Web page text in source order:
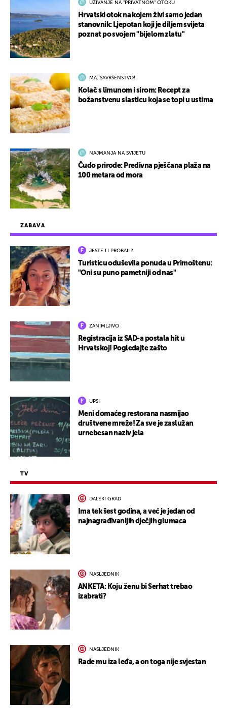
ZABAVA
JESTE LI PROBALI?
Turisticu oduševila ponuda u Primoštenu:
"Oni su puno pametniji od nas"
ZANIMLJIVO
Registracija iz SAD-a postala hit u
Hrvatskoj! Pogledajte zašto
UPS!
Meni domaćeg restorana nasmijao
društvene mreže! Za sve je zaslužan
urnebesan naziv jela
TV
DALEKI GRAD
Ima tek šest godina, a već je jedan od
najnagrađivanijih dječjih glumaca
NASLJEDNIK
ANKETA: Koju ženu bi Serhat trebao
izabrati?
NASLJEDNIK
Rade mu iza leđa, a on toga nije svjestan
UŽIVANJE NA "PRIVATNOM" OTOKU
Hrvatski otok na kojem živi samo jedan
stanovnik: Ljepotan koji je diljem svijeta
poznat po svojem "bijelom zlatu"
MA, SAVRŠENSTVO!
Kolač s limunom i sirom: Recept za
božanstvenu slasticu koja se topi u ustima
NAJMANJA NA SVIJETU
Čudo prirode: Predivna pješčana plaža na
100 metara od mora